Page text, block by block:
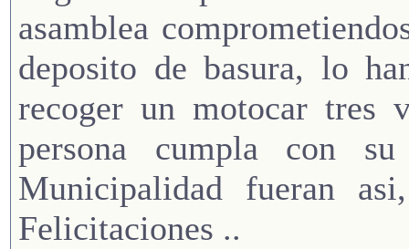
asamblea
deposito de basura, lo
recoger un motocar tres
persona cumpla con
Municipalidad fueran
Felicitaciones ..